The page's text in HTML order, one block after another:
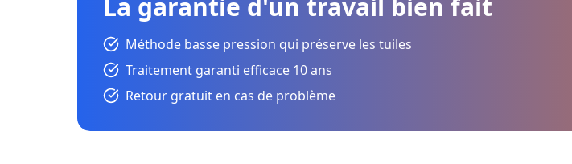
La garantie d'un travail bien fait
Méthode basse pression qui préserve les tuiles
Traitement garanti efficace 10 ans
Retour gratuit en cas de problème